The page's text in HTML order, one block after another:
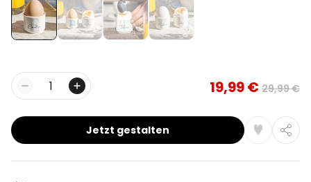
Menge 19,99 € 29,99 €
Jetzt gestalten